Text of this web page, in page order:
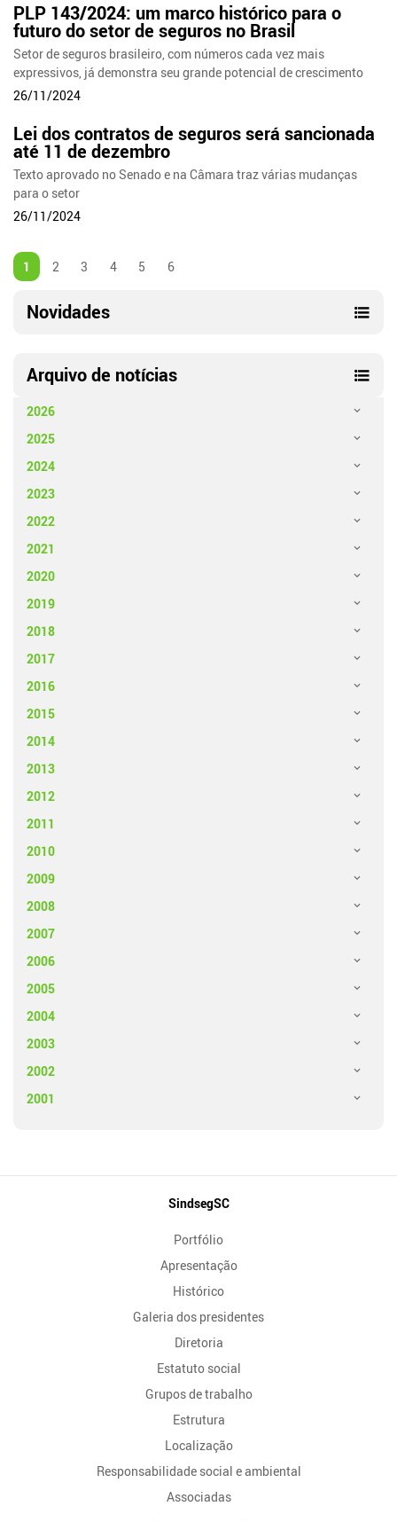
PLP 143/2024: um marco histórico para o
futuro do setor de seguros no Brasil
Setor de seguros brasileiro, com números cada vez mais
expressivos, já demonstra seu grande potencial de crescimento
26/11/2024
Lei dos contratos de seguros será sancionada
até 11 de dezembro
Texto aprovado no Senado e na Câmara traz várias mudanças
para o setor
26/11/2024
1 2 3 4 5 6
Novidades
Arquivo de notícias
2026
2025
2024
2023
2022
2021
2020
2019
2018
2017
2016
2015
2014
2013
2012
2011
2010
2009
2008
2007
2006
2005
2004
2003
2002
2001
SindsegSC
Portfólio
Apresentação
Histórico
Galeria dos presidentes
Diretoria
Estatuto social
Grupos de trabalho
Estrutura
Localização
Responsabilidade social e ambiental
Associadas